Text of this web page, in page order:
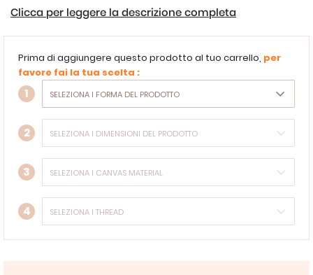
Clicca per leggere la descrizione completa
Prima di aggiungere questo prodotto al tuo carrello, per
favore fai la tua scelta :
1
2
3
4